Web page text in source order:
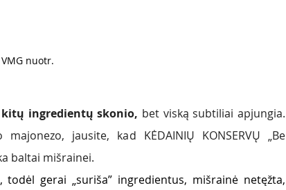
VMG nuotr.
ingredientų skonio, bet viską subtiliai apjungia.
jausite, kad KĖDAINIŲ KONSERVŲ „Be
baltai mišrainei.
gerai „suriša” ingredientus, mišrainė netęžta,